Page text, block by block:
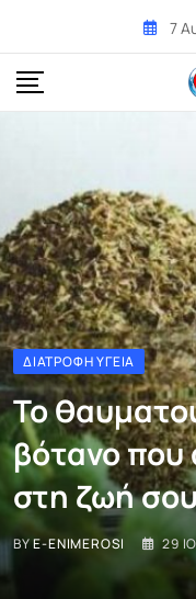
content
7
ΔΙΑΤΡΟΦΉ ΥΓΕΊΑ
Το
βότανο που
στη ζωή
BYE-ENIMEROSI 29